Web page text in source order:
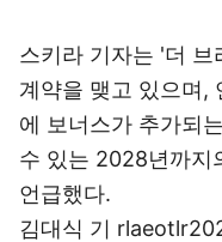
스키라 기자는 '더
계약을 맺고 있으며,
에 보너스가 추가되
수 있는 2028년까지
언급했다.
김대식 기